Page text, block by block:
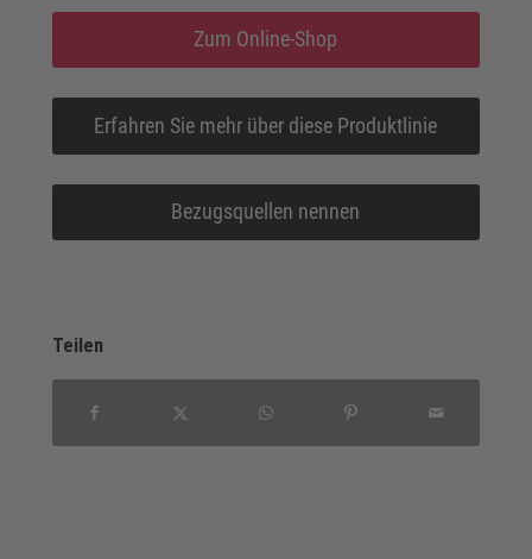
Zum Online-Shop
Erfahren Sie mehr über diese Produktlinie
Bezugsquellen nennen
Teilen